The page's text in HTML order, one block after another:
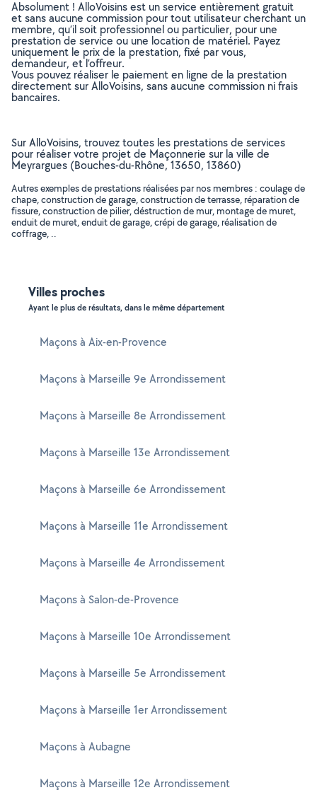
Absolument ! AlloVoisins est un service entièrement gratuit
et sans aucune commission pour tout utilisateur cherchant un
membre, qu’il soit professionnel ou particulier, pour une
prestation de service ou une location de matériel. Payez
uniquement le prix de la prestation, fixé par vous,
demandeur, et l’offreur.
Vous pouvez réaliser le paiement en ligne de la prestation
directement sur AlloVoisins, sans aucune commission ni frais
bancaires.
Sur AlloVoisins, trouvez toutes les prestations de services
pour réaliser votre projet de Maçonnerie sur la ville de
Meyrargues (Bouches-du-Rhône, 13650, 13860)
Autres exemples de prestations réalisées par nos membres : coulage de
chape, construction de garage, construction de terrasse, réparation de
fissure, construction de pilier, déstruction de mur, montage de muret,
enduit de muret, enduit de garage, crépi de garage, réalisation de
coffrage, ..
Villes proches
Ayant le plus de résultats, dans le même département
Maçons à Aix-en-Provence
Maçons à Marseille 9e Arrondissement
Maçons à Marseille 8e Arrondissement
Maçons à Marseille 13e Arrondissement
Maçons à Marseille 6e Arrondissement
Maçons à Marseille 11e Arrondissement
Maçons à Marseille 4e Arrondissement
Maçons à Salon-de-Provence
Maçons à Marseille 10e Arrondissement
Maçons à Marseille 5e Arrondissement
Maçons à Marseille 1er Arrondissement
Maçons à Aubagne
Maçons à Marseille 12e Arrondissement